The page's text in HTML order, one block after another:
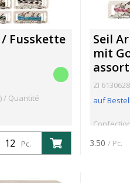
Fusskette
/ Quantité
Pc.
Seil
mit
ZI 6130628
auf
3.50 / Pc.